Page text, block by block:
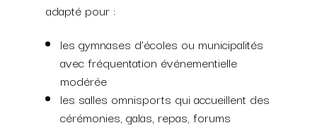
adapté pour :
les gymnases d’écoles ou municipalités
avec fréquentation événementielle
modérée
les salles omnisports qui accueillent des
cérémonies, galas, repas, forums